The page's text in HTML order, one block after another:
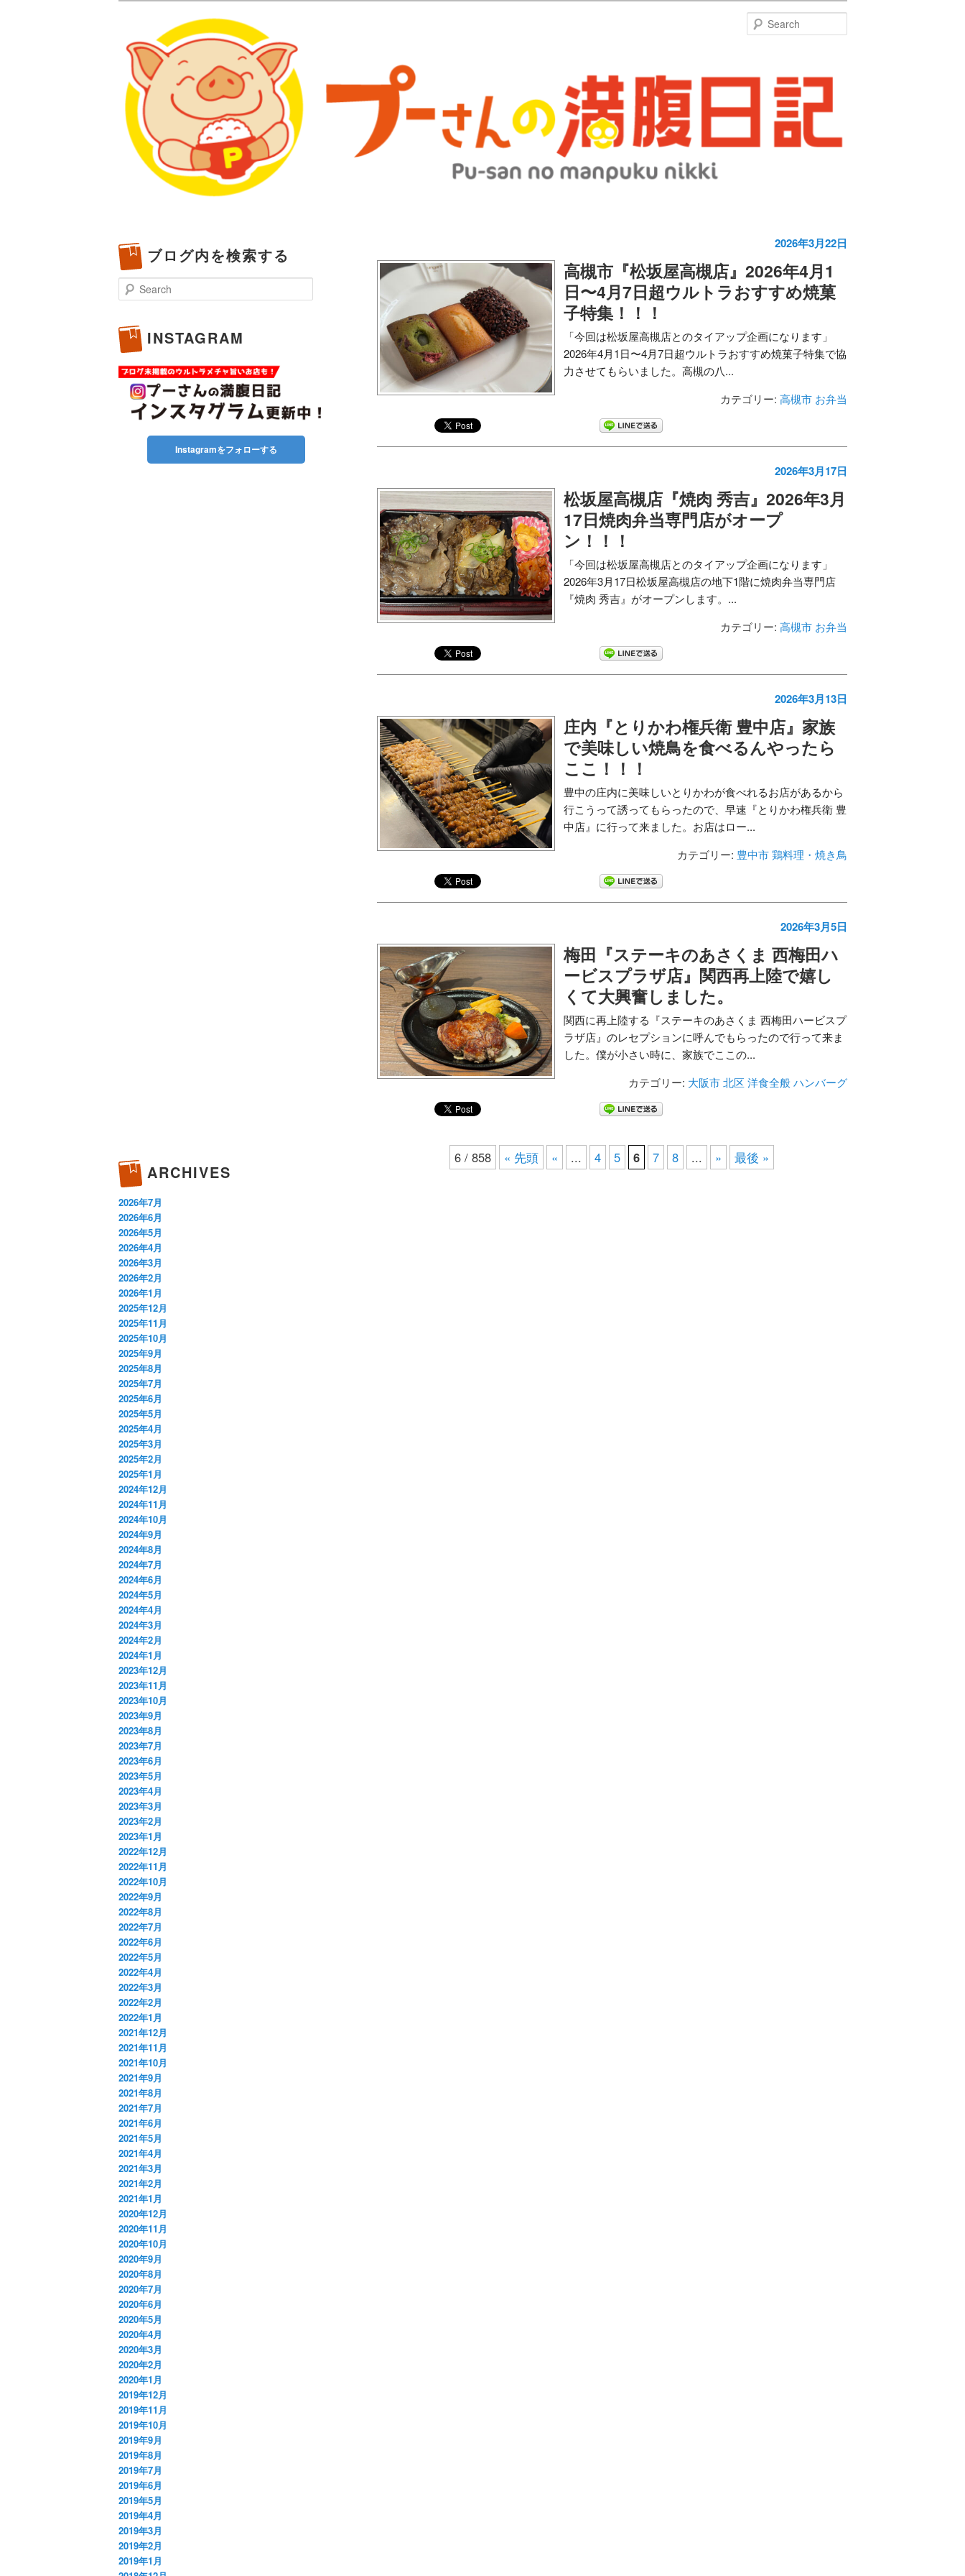
プーさんの満腹日記 | 大阪(高槻・茨木・吹田・
豊中・箕面)のランチ＆ディナー情報更新中！
化してます。
2026年3月22日
高槻市『松坂屋高槻店』2026年4月1
日〜4月7日超ウルトラおすすめ焼菓
子特集！！！
「今回は松坂屋高槻店とのタイアップ企画になります」
2026年4月1日〜4月7日超ウルトラおすすめ焼菓子特集で協
力させてもらいました。高槻の八...
カテゴリー: 高槻市 お弁当
2026年3月17日
松坂屋高槻店『焼肉 秀吉』2026年3月
17日焼肉弁当専門店がオープ
ン！！！
「今回は松坂屋高槻店とのタイアップ企画になります」
2026年3月17日松坂屋高槻店の地下1階に焼肉弁当専門店
『焼肉 秀吉』がオープンします。...
カテゴリー: 高槻市 お弁当
2026年3月13日
庄内『とりかわ権兵衛 豊中店』家族
で美味しい焼鳥を食べるんやったら
ここ！！！
豊中の庄内に美味しいとりかわが食べれるお店があるから
行こうって誘ってもらったので、早速『とりかわ権兵衛 豊
中店』に行って来ました。お店はロー...
カテゴリー: 豊中市 鶏料理・焼き鳥
2026年3月5日
梅田『ステーキのあさくま 西梅田ハ
ービスプラザ店』関西再上陸で嬉し
くて大興奮しました。
関西に再上陸する『ステーキのあさくま 西梅田ハービスプ
ラザ店』のレセプションに呼んでもらったので行って来ま
した。僕が小さい時に、家族でここの...
カテゴリー: 大阪市 北区 洋食全般 ハンバーグ
6 / 858 « 先頭 « ... 4 5 6 7 8 ... » 最後 »
ブログ内を検索する
Search
INSTAGRAM
Instagramをフォローする
ARCHIVES
2026年7月
2026年6月
2026年5月
2026年4月
2026年3月
2026年2月
2026年1月
2025年12月
2025年11月
2025年10月
2025年9月
2025年8月
2025年7月
2025年6月
2025年5月
2025年4月
2025年3月
2025年2月
2025年1月
2024年12月
2024年11月
2024年10月
2024年9月
2024年8月
2024年7月
2024年6月
2024年5月
2024年4月
2024年3月
2024年2月
2024年1月
2023年12月
2023年11月
2023年10月
2023年9月
2023年8月
2023年7月
2023年6月
2023年5月
2023年4月
2023年3月
2023年2月
2023年1月
2022年12月
2022年11月
2022年10月
2022年9月
2022年8月
2022年7月
2022年6月
2022年5月
2022年4月
2022年3月
2022年2月
2022年1月
2021年12月
2021年11月
2021年10月
2021年9月
2021年8月
2021年7月
2021年6月
2021年5月
2021年4月
2021年3月
2021年2月
2021年1月
2020年12月
2020年11月
2020年10月
2020年9月
2020年8月
2020年7月
2020年6月
2020年5月
2020年4月
2020年3月
2020年2月
2020年1月
2019年12月
2019年11月
2019年10月
2019年9月
2019年8月
2019年7月
2019年6月
2019年5月
2019年4月
2019年3月
2019年2月
2019年1月